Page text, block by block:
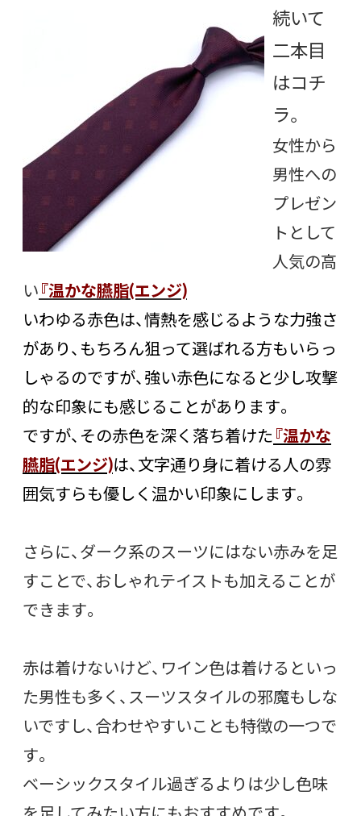
続いて
二本目
はコチ
ラ。
女性から
男性への
プレゼン
トとして
人気の高
い『温かな臙脂(エンジ)
いわゆる赤色は、情熱を感じるような力強さ
があり、もちろん狙って選ばれる方もいらっ
しゃるのですが、強い赤色になると少し攻撃
的な印象にも感じることがあります。
ですが、その赤色を深く落ち着けた『温かな
臙脂(エンジ)は、文字通り身に着ける人の雰
囲気すらも優しく温かい印象にします。
さらに、ダーク系のスーツにはない赤みを足
すことで、おしゃれテイストも加えることが
できます。
赤は着けないけど、ワイン色は着けるといっ
た男性も多く、スーツスタイルの邪魔もしな
いですし、合わせやすいことも特徴の一つで
す。
ベーシックスタイル過ぎるよりは少し色味